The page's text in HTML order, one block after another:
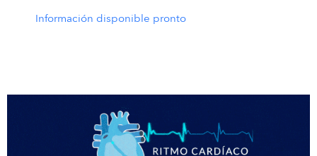
Información disponible pronto